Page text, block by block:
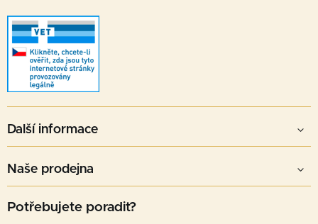
Další informace
Naše prodejna
Potřebujete poradit?